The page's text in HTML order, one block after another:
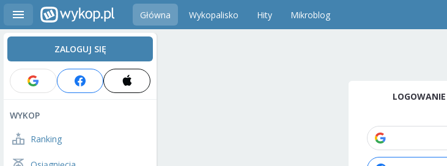
Główna Wykopalisko Hity Mikroblog
ZALOGUJ SIĘ
WYKOP
Ranking
LOGOWANIE